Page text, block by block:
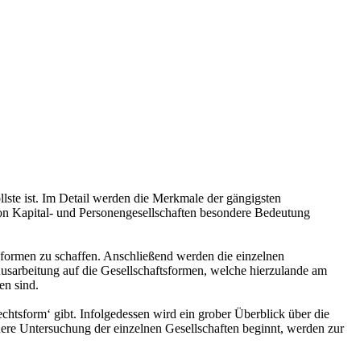
ist. Im Detail werden die Merkmale der gängigsten
und Personengesellschaften besondere Bedeutung
zu schaffen. Anschließend werden die einzelnen
auf die Gesellschaftsformen, welche hierzulande am
sind.
gibt. Infolgedessen wird ein grober Überblick über die
Untersuchung der einzelnen Gesellschaften beginnt, werden zur